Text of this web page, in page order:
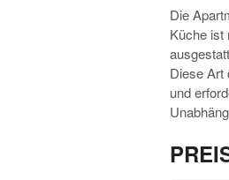
Die
Küche ist
Diese Art
und